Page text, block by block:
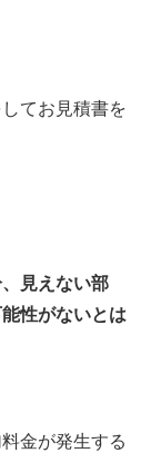
てお見積書を
見えない部
性がないとは
金が発生する